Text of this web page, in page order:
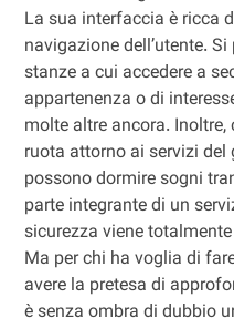
La sua interfaccia è ricca
navigazione dell’utente.
stanze a cui accedere a
appartenenza o di
molte altre ancora.
ruota attorno ai servizi del
possono dormire sogni
parte integrante di un
sicurezza viene
Ma per chi ha voglia di
avere la pretesa di
è senza ombra di dubbio